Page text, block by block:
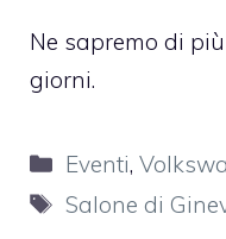
Ne sapremo di
giorni.
Categorie
Eventi,
Tag
Salone di